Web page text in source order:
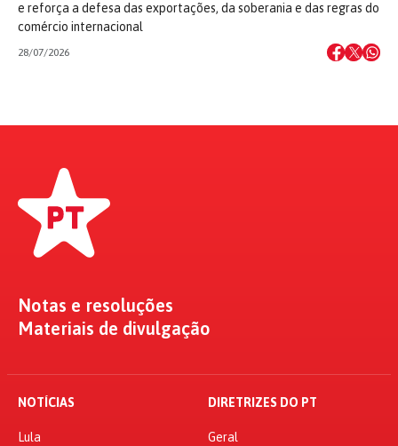
e reforça a defesa das exportações, da soberania e das regras do
comércio internacional
28/07/2026
Notas e resoluções
Materiais de divulgação
NOTÍCIAS
Lula
DIRETRIZES DO PT
Geral